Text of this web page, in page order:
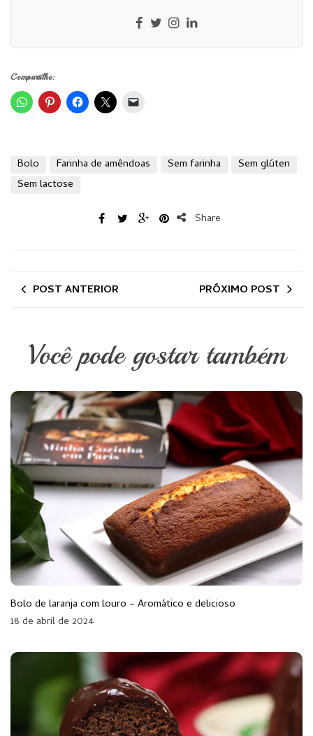
Compartilhe:
Bolo Farinha de amêndoas Sem farinha
Sem glúten
Sem lactose
Share
POST ANTERIOR PRÓXIMO POST
Você pode gostar também
Bolo de laranja com louro – Aromático e delicioso
18 de abril de 2024